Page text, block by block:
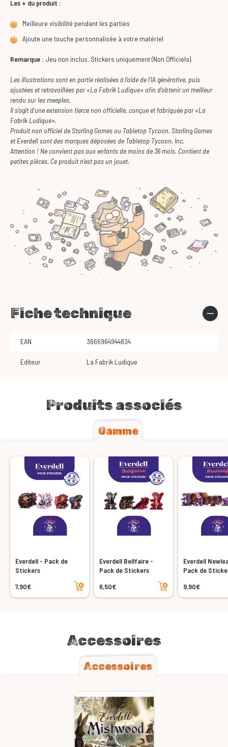
Les + du produit :
Meilleure visibilité pendant les parties
Ajoute une touche personnalisée à votre matériel
Remarque : Jeu non inclus. Stickers uniquement (Non Officiels).
Les illustrations sont en partie réalisées à l’aide de l’IA générative, puis
ajustées et retravaillées par «La Fabrik Ludique» afin d’obtenir un meilleur
rendu sur les meeples.
Il s’agit d’une extension tierce non officielle, conçue et fabriquée par «La
Fabrik Ludique».
Produit non officiel de Starling Games ou Tabletop Tycoon. Starling Games
et Everdell sont des marques déposées de Tabletop Tycoon, Inc.
Attention ! Ne convient pas aux enfants de moins de 36 mois. Contient de
petites pièces. Ce produit n’est pas un jouet.
Fiche technique
EAN 3666964944834
Editeur La Fabrik Ludique
Produits associés
Gamme
Everdell - Pack de
Stickers
7,90€
Ajouter au panier
Everdell Bellfaire -
Pack de Stickers
6,50€
Ajouter au panier
Everdell Newleaf -
Pack de
9,90€
Accessoires
Accessoires